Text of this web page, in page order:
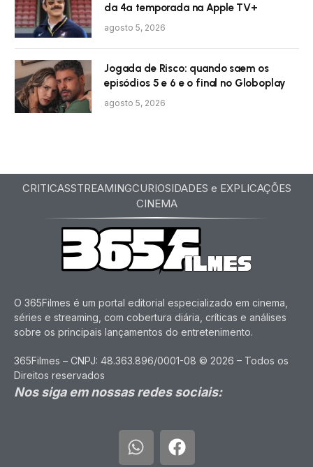
da 4ª temporada na Apple TV+
agosto 5, 2026
Jogada de Risco: quando saem os
episódios 5 e 6 e o final no Globoplay
agosto 5, 2026
CRITICASSTREAMINGCURIOSIDADES e EXPLICAÇÕES
CINEMA
O 365Filmes é um portal editorial especializado em cinema,
séries e streaming, com cobertura diária, críticas e análises
sobre os principais lançamentos do entretenimento.
365Filmes – CNPJ: 48.363.896/0001-08 © 2026 – Todos os
Direitos reservados
Nos siga em nossas redes sociais: